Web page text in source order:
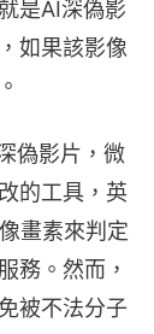
是AI深偽影
如果該影像
偽影片，微
的工具，英
畫素來判定
務。然而，
被不法分子